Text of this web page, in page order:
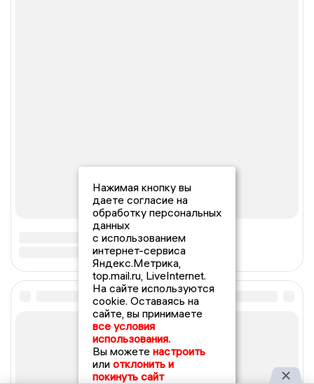
Нажимая кнопку вы
даете согласие на
обработку персональных
данных
с использованием
интернет-сервиса
Яндекс.Метрика,
top.mail.ru, LiveInternet.
На сайте используются
cookie. Оставаясь на
сайте, вы принимаете
все условия
использования.
Вы можете настроить
или отклонить и
покинуть сайт